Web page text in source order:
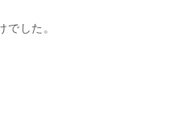
した。